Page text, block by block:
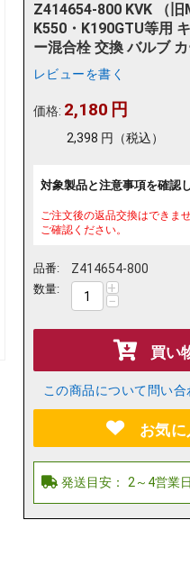
Z414654-800 KVK （
K550・K190GTU等用
ー混合栓 交換 バルブ
レビューを書く
価格: 2,180 円
2,398 円 （税込）
対象製品と注意事項を確認
ご注文後の返品交換はできま
ご確認ください。
品番: Z414654-800
数量: +
−
買い
この商品について問い合
お気